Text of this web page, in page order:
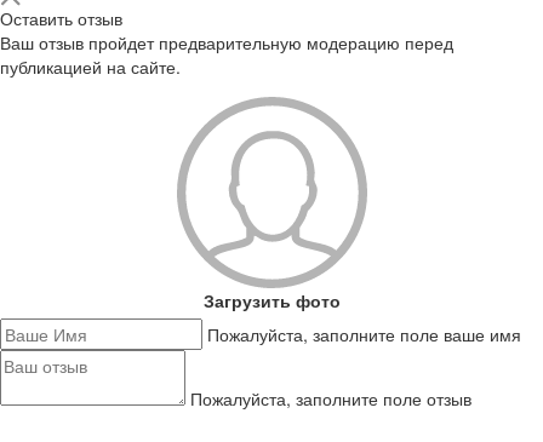
Оставить отзыв
Ваш отзыв пройдет предварительную модерацию перед
публикацией на сайте.
Загрузить фото
Пожалуйста, заполните поле ваше имя
Пожалуйста, заполните поле отзыв